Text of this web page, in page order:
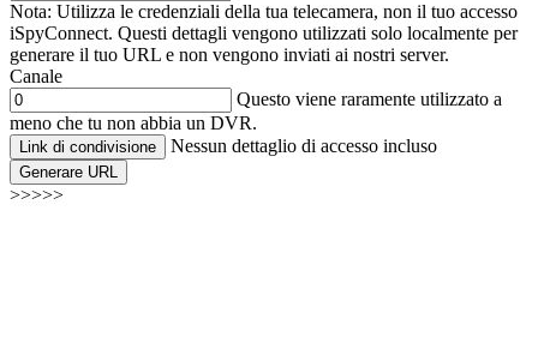
Nota: Utilizza le credenziali della tua telecamera, non il tuo accesso
iSpyConnect. Questi dettagli vengono utilizzati solo localmente per
generare il tuo URL e non vengono inviati ai nostri server.
Canale
Questo viene raramente utilizzato a
meno che tu non abbia un DVR.
Link di condivisione Nessun dettaglio di accesso incluso
Generare URL
>>>>>